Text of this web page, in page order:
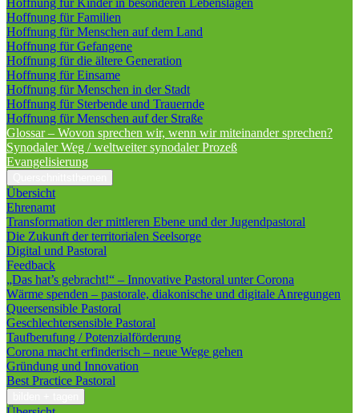
Hoffnung für Kinder in besonderen Lebenslagen
Hoffnung für Familien
Hoffnung für Menschen auf dem Land
Hoffnung für Gefangene
Hoffnung für die ältere Generation
Hoffnung für Einsame
Hoffnung für Menschen in der Stadt
Hoffnung für Sterbende und Trauernde
Hoffnung für Menschen auf der Straße
Glossar – Wovon sprechen wir, wenn wir miteinander sprechen?
Synodaler Weg / weltweiter synodaler Prozeß
Evangelisierung
Übersicht
Ehrenamt
Transformation der mittleren Ebene und der Jugendpastoral
Die Zukunft der territorialen Seelsorge
Digital und Pastoral
Feedback
„Das hat’s gebracht!“ – Innovative Pastoral unter Corona
Wärme spenden – pastorale, diakonische und digitale Anregungen
Queersensible Pastoral
Geschlechtersensible Pastoral
Taufberufung / Potenzialförderung
Corona macht erfinderisch – neue Wege gehen
Gründung und Innovation
Best Practice Pastoral